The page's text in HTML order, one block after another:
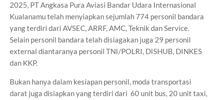
2025, PT Angkasa Pura Aviasi Bandar Udara Internasional
Kualanamu telah menyiapkan sejumlah 774 personil bandara
yang terdiri dari AVSEC, ARRF, AMC, Teknik dan Service.
Selain personil bandara telah disiagakan juga 29 personil
external diantaranya personil TNI/POLRI, DISHUB, DINKES
dan KKP.
Bukan hanya dalam kesiapan personil, moda transportasi
darat juga disiapkan yang terdiri dari 60 unit bus, 20 unit taxi,